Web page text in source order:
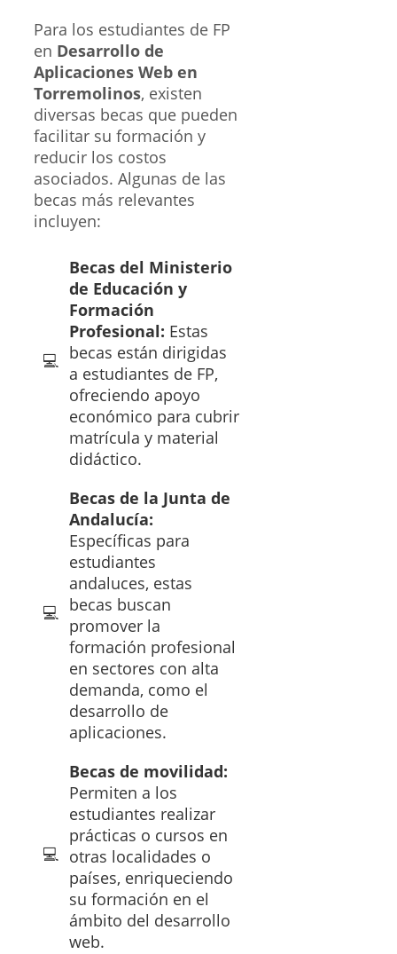
Para los estudiantes de FP
en Desarrollo de
Aplicaciones Web en
Torremolinos, existen
diversas becas que pueden
facilitar su formación y
reducir los costos
asociados. Algunas de las
becas más relevantes
incluyen:
Becas del Ministerio
de Educación y
Formación
Profesional: Estas
becas están dirigidas
a estudiantes de FP,
ofreciendo apoyo
económico para cubrir
matrícula y material
didáctico.
Becas de la Junta de
Andalucía:
Específicas para
estudiantes
andaluces, estas
becas buscan
promover la
formación profesional
en sectores con alta
demanda, como el
desarrollo de
aplicaciones.
Becas de movilidad:
Permiten a los
estudiantes realizar
prácticas o cursos en
otras localidades o
países, enriqueciendo
su formación en el
ámbito del desarrollo
web.